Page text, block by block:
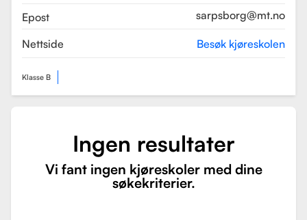
Epost
sarpsborg@mt.no
Nettside Besøk kjøreskolen
Klasse B
Ingen resultater
Vi fant ingen kjøreskoler med dine
søkekriterier.